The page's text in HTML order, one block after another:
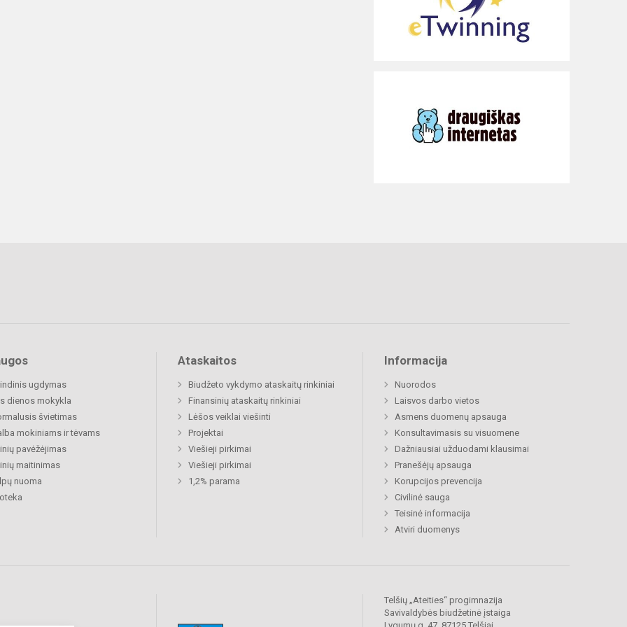
ugdymas
dienos mokykla
švietimas
mokiniams ir tėvams
pavėžėjimas
maitinimas
nuoma
Ataskaitos
Biudžeto vykdymo ataskaitų rinkiniai
Finansinių ataskaitų rinkiniai
Lėšos veiklai viešinti
Projektai
Viešieji pirkimai
Viešieji pirkimai
1,2% parama
Informacija
Nuorodos
Laisvos darbo vietos
Asmens duomenų apsauga
Konsultavimasis su visuomene
Dažniausiai užduodami klausimai
Pranešėjų apsauga
Korupcijos prevencija
Civilinė sauga
Teisinė informacija
Atviri duomenys
Telšių „Ateities“ progimnazija
Savivaldybės biudžetinė įstaiga